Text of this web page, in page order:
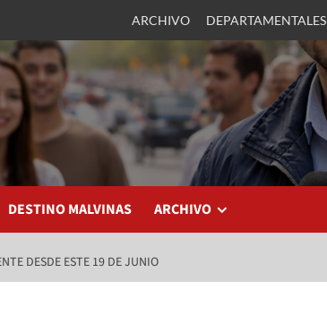
ARCHIVO DEPARTAMENTALES
DESTINO MALVINAS ARCHIVO
DESDE ESTE 19 DE JUNIO